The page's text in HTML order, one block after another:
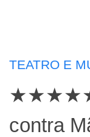
TEATRO E
★★★★★
contra